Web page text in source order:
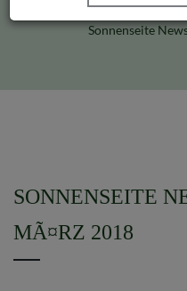
Sonnenseite
SONNENSEITE
MÃ¤RZ 2018